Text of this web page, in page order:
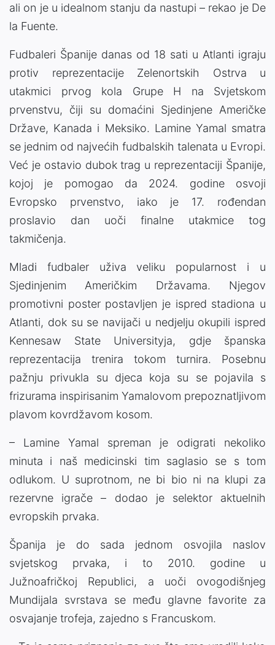
ali on je u idealnom stanju da nastupi – rekao je De
la Fuente.
Fudbaleri Španije danas od 18 sati u Atlanti igraju
protiv reprezentacije Zelenortskih Ostrva u
utakmici prvog kola Grupe H na Svjetskom
prvenstvu, čiji su domaćini Sjedinjene Američke
Države, Kanada i Meksiko. Lamine Yamal smatra
se jednim od najvećih fudbalskih talenata u Evropi.
Već je ostavio dubok trag u reprezentaciji Španije,
kojoj je pomogao da 2024. godine osvoji
Evropsko prvenstvo, iako je 17. rođendan
proslavio dan uoči finalne utakmice tog
takmičenja.
Mladi fudbaler uživa veliku popularnost i u
Sjedinjenim Američkim Državama. Njegov
promotivni poster postavljen je ispred stadiona u
Atlanti, dok su se navijači u nedjelju okupili ispred
Kennesaw State Universityja, gdje španska
reprezentacija trenira tokom turnira. Posebnu
pažnju privukla su djeca koja su se pojavila s
frizurama inspirisanim Yamalovom prepoznatljivom
plavom kovrdžavom kosom.
– Lamine Yamal spreman je odigrati nekoliko
minuta i naš medicinski tim saglasio se s tom
odlukom. U suprotnom, ne bi bio ni na klupi za
rezervne igrače – dodao je selektor aktuelnih
evropskih prvaka.
Španija je do sada jednom osvojila naslov
svjetskog prvaka, i to 2010. godine u
Južnoafričkoj Republici, a uoči ovogodišnjeg
Mundijala svrstava se među glavne favorite za
osvajanje trofeja, zajedno s Francuskom.